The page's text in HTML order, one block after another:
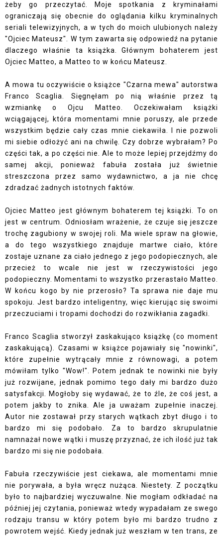
żeby go przeczytać. Moje spotkania z kryminałami
ograniczają się obecnie do oglądania kilku kryminalnych
seriali telewizyjnych, a w tych do moich ulubionych należy
"Ojciec Mateusz". W tym zawarta się odpowiedź na pytanie
dlaczego właśnie ta książka. Głównym bohaterem jest
Ojciec Matteo, a Matteo to w końcu Mateusz.
A mowa tu oczywiście o książce "Czarna mewa" autorstwa
Franco Scaglia. Sięgnęłam po nią właśnie przez tą
wzmiankę o Ojcu Matteo. Oczekiwałam książki
wciągającej, która momentami mnie poruszy, ale przede
wszystkim będzie cały czas mnie ciekawiła. I nie pozwoli
mi siebie odłożyć ani na chwilę. Czy dobrze wybrałam? Po
części tak, a po części nie. Ale to może lepiej przejdźmy do
samej akcji, ponieważ fabuła została już świetnie
streszczona przez samo wydawnictwo, a ja nie chcę
zdradzać żadnych istotnych faktów.
Ojciec Matteo jest głównym bohaterem tej książki. To on
jest w centrum. Odniosłam wrażenie, że czuje się jeszcze
trochę zagubiony w swojej roli. Ma wiele spraw na głowie,
a do tego wszystkiego znajduje martwe ciało, które
zostaje uznane za ciało jednego z jego podopiecznych, ale
przecież to wcale nie jest w rzeczywistości jego
podopieczny. Momentami to wszystko przerastało Matteo.
W końcu kogo by nie przerosło? Ta sprawa nie daje mu
spokoju. Jest bardzo inteligentny, więc kierując się swoimi
przeczuciami i tropami dochodzi do rozwikłania zagadki.
Franco Scaglia stworzył zaskakująco książkę (co moment
zaskakującą). Czasami w książce pojawiały się "nowinki",
które zupełnie wytrącały mnie z równowagi, a potem
mówiłam tylko "Wow!". Potem jednak te nowinki nie były
już rozwijane, jednak pomimo tego dały mi bardzo dużo
satysfakcji. Mogłoby się wydawać, że to źle, że coś jest, a
potem jakby to znika. Ale ja uważam zupełnie inaczej.
Autor nie zostawał przy starych wątkach zbyt długo i to
bardzo mi się podobało. Za to bardzo skrupulatnie
namnażał nowe wątki i muszę przyznać, że ich ilość już tak
bardzo mi się nie podobała.
Fabuła rzeczywiście jest ciekawa, ale momentami mnie
nie porywała, a była wręcz nużąca. Niestety. Z początku
było to najbardziej wyczuwalne. Nie mogłam odkładać na
później jej czytania, ponieważ wtedy wypadałam ze swego
rodzaju transu w który potem było mi bardzo trudno z
powrotem wejść. Kiedy jednak już weszłam w ten trans, ze